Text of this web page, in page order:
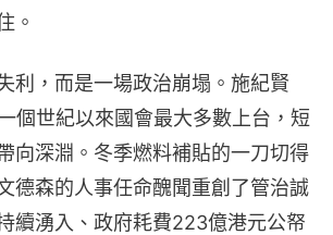
。
利，而是一場政治崩塌。施紀賢
個世紀以來國會最大多數上台，短
向深淵。冬季燃料補貼的一刀切得
德森的人事任命醜聞重創了管治誠
續湧入、政府耗費223億港元公帑